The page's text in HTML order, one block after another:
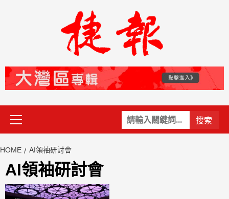
關
鍵
Primary
Menu
HOME AI領袖研討會
AI領袖研討會